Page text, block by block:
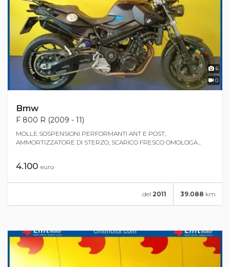
6
0
Bmw
F 800 R (2009 - 11)
MOLLE SOSPENSIONI PERFORMANTI ANT E POST,
AMMORTIZZATORE DI STERZO, SCARICO FRESCO OMOLOGA...
4.100 euro
39.088 km
del 2011